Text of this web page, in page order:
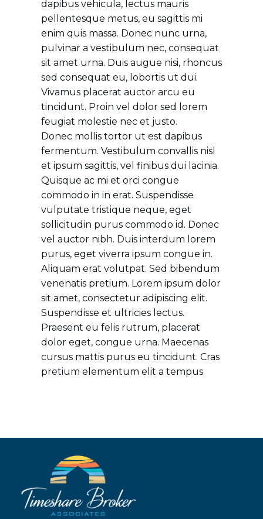
dapibus vehicula, lectus mauris
pellentesque metus, eu sagittis mi
enim quis massa. Donec nunc urna,
pulvinar a vestibulum nec, consequat
sit amet urna. Duis augue nisi, rhoncus
sed consequat eu, lobortis ut dui.
Vivamus placerat auctor arcu eu
tincidunt. Proin vel dolor sed lorem
feugiat molestie nec et justo.
Donec mollis tortor ut est dapibus
fermentum. Vestibulum convallis nisl
et ipsum sagittis, vel finibus dui lacinia.
Quisque ac mi et orci congue
commodo in in erat. Suspendisse
vulputate tristique neque, eget
sollicitudin purus commodo id. Donec
vel auctor nibh. Duis interdum lorem
purus, eget viverra ipsum congue in.
Aliquam erat volutpat. Sed bibendum
venenatis pretium. Lorem ipsum dolor
sit amet, consectetur adipiscing elit.
Suspendisse et ultricies lectus.
Praesent eu felis rutrum, placerat
dolor eget, congue urna. Maecenas
cursus mattis purus eu tincidunt. Cras
pretium elementum elit a tempus.